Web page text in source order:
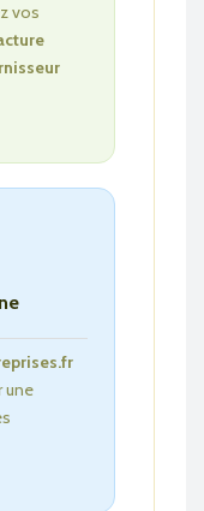
vos
une